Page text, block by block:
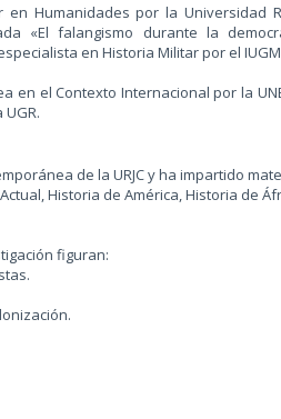
Humanidades por la Universidad
«El falangismo durante la
en Historia Militar por el
en el Contexto Internacional por la
de la URJC y ha impartido
Historia de América, Historia de
figuran: